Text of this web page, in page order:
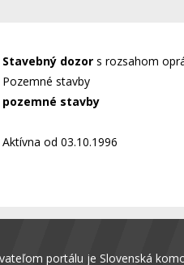
Stavebný dozor s rozsahom
Pozemné stavby
pozemné stavby
Aktívna od 03.10.1996
portálu je Slovenská